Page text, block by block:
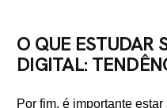
O QUE ESTUDAR
DIGITAL:
Por fim, é importante